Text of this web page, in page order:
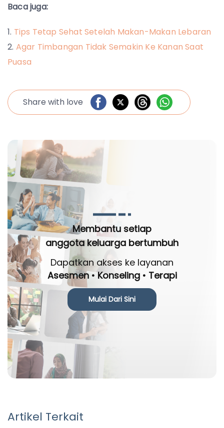
Baca juga:
Tips Tetap Sehat Setelah Makan-Makan Lebaran
Agar Timbangan Tidak Semakin Ke Kanan Saat
Puasa
Share with love
Membantu setiap
anggota keluarga bertumbuh
Dapatkan akses ke layanan
Asesmen • Konseling • Terapi
Mulai Dari Sini
Artikel Terkait